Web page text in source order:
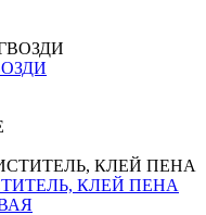
КЛЕЙ ПЕНА